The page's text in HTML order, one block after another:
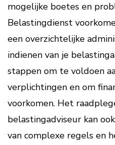
mogelijke boetes en
Belastingdienst
een overzichtelijke
indienen van je
stappen om te voldoen
verplichtingen en om
voorkomen. Het
belastingadviseur kan
van complexe regels en